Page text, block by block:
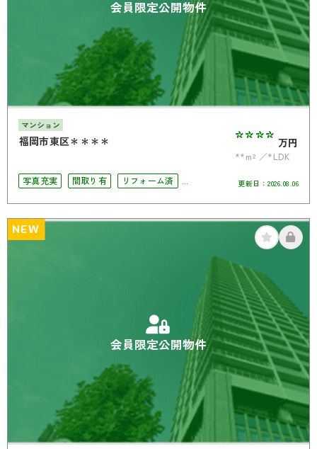
会員限定公開物件
マンション
福岡市東区＊＊＊＊ **** 万円
**m²
*LDK
写真充実
間取り有
リフォーム済
南面バルコニー
オートロック 角部屋
更新日： 2026.08.06
会員限定公開物件
NEW